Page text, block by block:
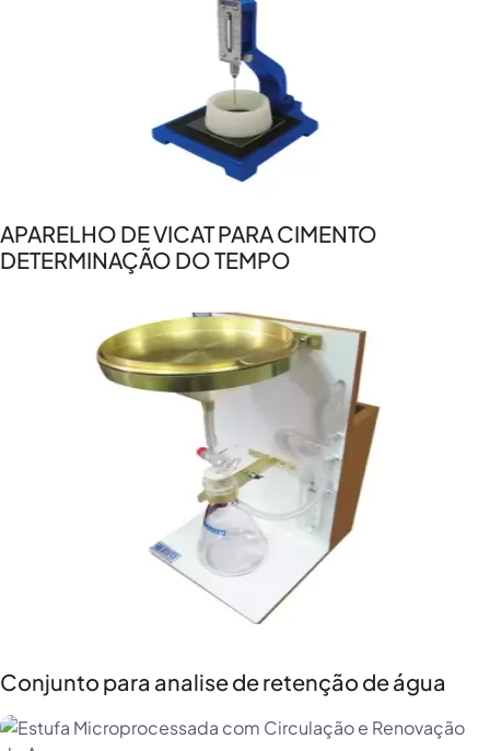
APARELHO DE VICAT PARA CIMENTO
DETERMINAÇÃO DO TEMPO
Conjunto para analise de retenção de água